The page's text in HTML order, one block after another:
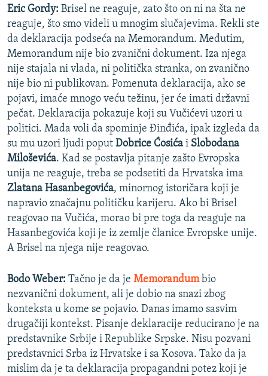
Eric Gordy: Brisel ne reaguje, zato što on ni na šta ne
reaguje, što smo videli u mnogim slučajevima. Rekli ste
da deklaracija podseća na Memorandum. Međutim,
Memorandum nije bio zvanični dokument. Iza njega
nije stajala ni vlada, ni politička stranka, on zvanično
nije bio ni publikovan. Pomenuta deklaracija, ako se
pojavi, imaće mnogo veću težinu, jer će imati državni
pečat. Deklaracija pokazuje koji su Vučićevi uzori u
politici. Mada voli da spominje Đinđića, ipak izgleda da
su mu uzori ljudi poput Dobrice Ćosića i Slobodana
Miloševića. Kad se postavlja pitanje zašto Evropska
unija ne reaguje, treba se podsetiti da Hrvatska ima
Zlatana Hasanbegovića, minornog istoričara koji je
napravio značajnu političku karijeru. Ako bi Brisel
reagovao na Vučića, morao bi pre toga da reaguje na
Hasanbegovića koji je iz zemlje članice Evropske unije.
A Brisel na njega nije reagovao.
Bodo Weber: Tačno je da je Memorandumbio
nezvanični dokument, ali je dobio na snazi zbog
konteksta u kome se pojavio. Danas imamo sasvim
drugačiji kontekst. Pisanje deklaracije reducirano je na
predstavnike Srbije i Republike Srpske. Nisu pozvani
predstavnici Srba iz Hrvatske i sa Kosova. Tako da ja
mislim da je ta deklaracija propagandni potez koji je